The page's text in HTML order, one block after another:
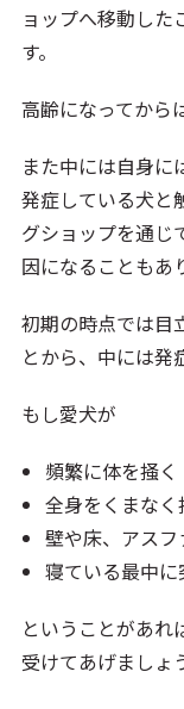
ョップへ移動した
す。
高齢になってから
また中には自身に
発症している犬と
グショップを通じ
因になることもあ
初期の時点では目
とから、中には発
もし愛犬が
頻繁に体を掻く
全身をくまなく
壁や床、アス
寝ている最中に
ということがあれ
受けてあげましょ